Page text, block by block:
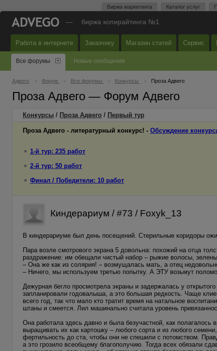
Биржа маркетинга Каталог услуг
— биржа копирайтинга №1
Работа в интернете Заказчику Магазин статей Сервис
Все форумы Новые сообщения
Адвего Форум Все форумы Конкурсы Проза Адвего
Проза Адвего — Форум Адвего
Конкурсы / Проза Адвего / Первый тур
Проза Адвего - литературный конкурс! - Обсуждение
1-й тур: 235 работ
2-й тур: 50 работ
Финал / Победители: 10 работ
Киндерариум / #73 / Foxyk_13
В киндерариуме был день посещений. Стерильные коридоры
Пара возле смотрового экрана 5 довольна: похожий на отца
раздражение: им обещали чистый набор – рыжие волосы,
– Она же как из солярия! – возмущалась мать, а отец
– Ничего, мы используем третью попытку. А ЭТУ возьмут
Дежурная бегло просмотрела экраны и задержалась у
запланировали годовалыша, а это большая редкость. Чаще
всего год, так что мало кто тратит время на натальное
штаны и смеется. Лил машинально считала уровень
Она работала здесь давно и была безучастной, как
выращивать их как картошку – любого сорта и из любого
фертильность до ста, чтобы они не спешили с потомством.
а это грозило всеобщему благополучию. Тогда всех обязали